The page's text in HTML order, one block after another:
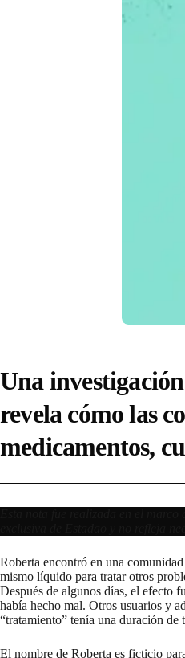
Una
revela cómo las
medicamentos,
Roberta encontró en una
mismo líquido para tratar otros
Después de algunos días, el efecto
había hecho mal. Otros usuarios y
“tratamiento” tenía una duración de
El nombre de Roberta es ficticio